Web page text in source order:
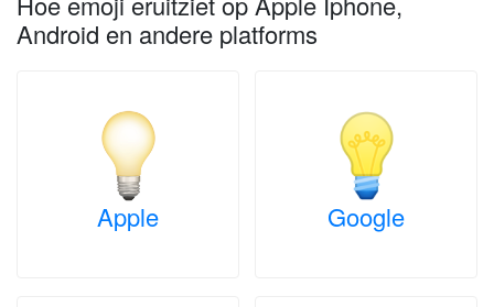
Android en andere platforms
Apple Google